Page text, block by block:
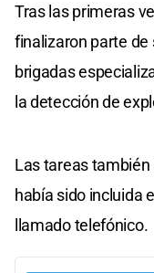
Tras las primeras
finalizaron parte de
brigadas
la detección de
Las tareas también
había sido incluida
llamado telefónico.